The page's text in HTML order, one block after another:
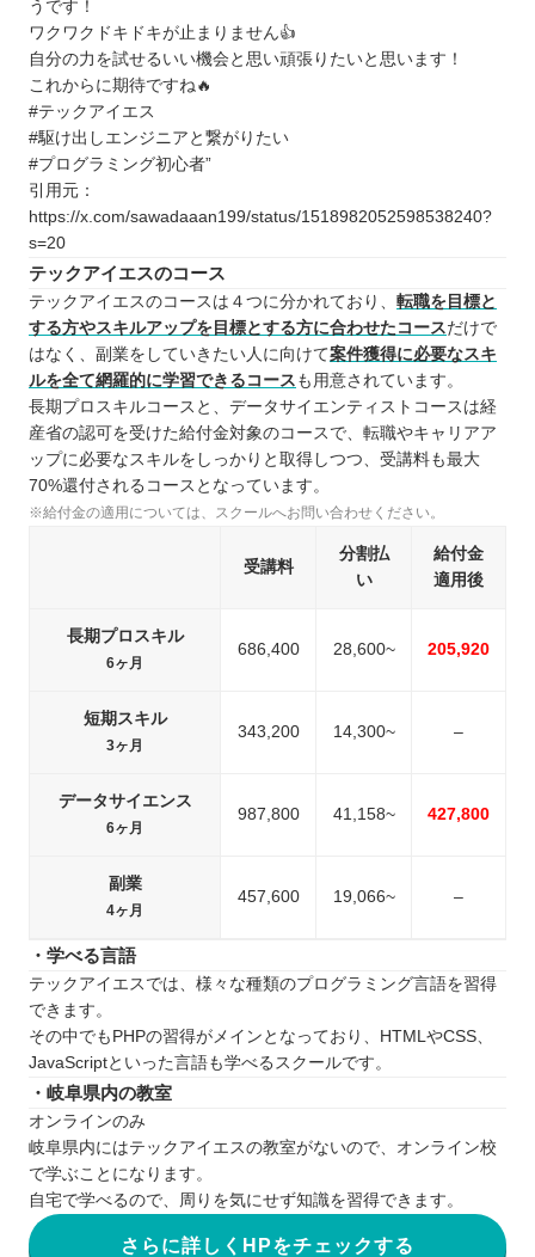
うです！
ワクワクドキドキが止まりません👍
自分の力を試せるいい機会と思い頑張りたいと思います！
これからに期待ですね🔥
#テックアイエス
#駆け出しエンジニアと繋がりたい
#プログラミング初心者”
引用元：
https://x.com/sawadaaan199/status/1518982052598538240?
s=20
テックアイエスのコース
テックアイエスのコースは４つに分かれており、 転職を目標と
する方やスキルアップを目標とする方に合わせたコースだけで
はなく、副業をしていきたい人に向けて案件獲得に必要なスキ
ルを全て網羅的に学習できるコース も用意されています。
長期プロスキルコースと、データサイエンティストコースは経
産省の認可を受けた給付金対象のコースで、転職やキャリアア
ップに必要なスキルをしっかりと取得しつつ、受講料も最大
70%還付されるコースとなっています。
※給付金の適用については、スクールへお問い合わせください。
受講料
分割払
い
給付金
適用後
長期プロスキル
6ヶ月
686,400 28,600~ 205,920
短期スキル
3ヶ月
343,200 14,300~ –
データサイエンス
6ヶ月
987,800 41,158~ 427,800
副業
4ヶ月
457,600 19,066~ –
・学べる言語
テックアイエスでは、様々な種類のプログラミング言語を習得
できます。
その中でもPHPの習得がメインとなっており、HTMLやCSS、
JavaScriptといった言語も学べるスクールです。
・岐阜県内の教室
オンラインのみ
岐阜県内にはテックアイエスの教室がないので、オンライン校
で学ぶことになります。
自宅で学べるので、周りを気にせず知識を習得できます。
さらに詳しくHPをチェックする